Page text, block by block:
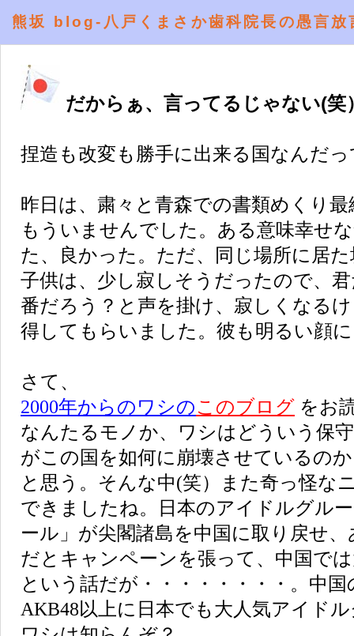
熊坂 blog-八戸くまさか歯科院長の愚言
だからぁ、言ってるじゃない(笑
捏造も改変も勝手に出来る国なんだ
昨日は、粛々と青森での書類めくり
もういませんでした。ある意味幸せ
た、良かった。ただ、同じ場所に居
子供は、少し寂しそうだったので、
番だろう？と声を掛け、寂しくなる
得してもらいました。彼も明るい顔
さて、
2000年からのワシのこのブログ をお
なんたるモノか、ワシはどういう保
がこの国を如何に崩壊させているの
と思う。そんな中(笑）また奇っ怪な
できましたね。日本のアイドルグル
ール」が尖閣諸島を中国に取り戻せ
だとキャンペーンを張って、中国で
という話だが・・・・・・・・。中
AKB48以上に日本でも大人気アイド